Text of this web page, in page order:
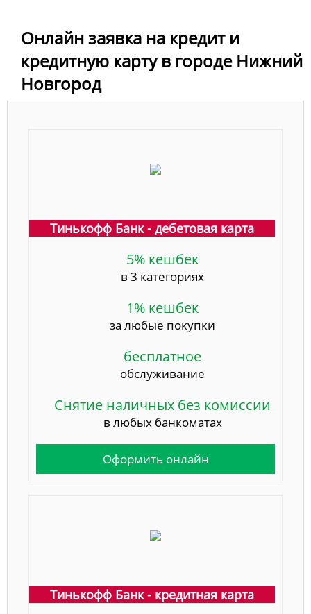
Онлайн заявка на кредит и
кредитную карту в городе Нижний
Новгород
Тинькофф Банк - дебетовая карта
5% кешбек
в 3 категориях
1% кешбек
за любые покупки
бесплатное
обслуживание
Снятие наличных без комиссии
в любых банкоматах
Оформить онлайн
Тинькофф Банк - кредитная карта